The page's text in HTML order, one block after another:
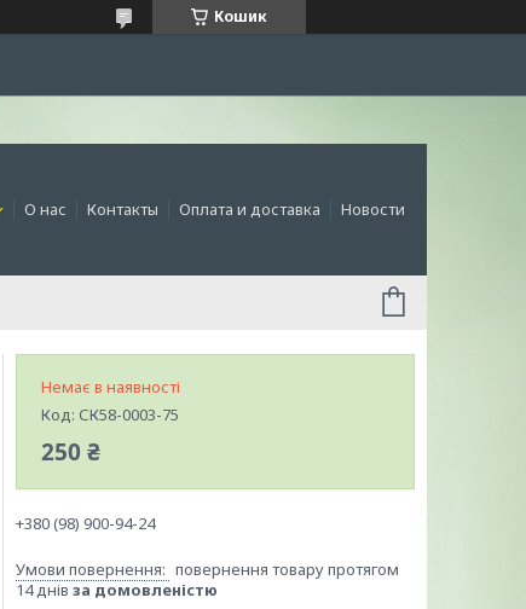
Кошик
О нас Контакты Оплата и доставка Новости
Немає в наявності
Код: СК58-0003-75
250 ₴
+380 (98) 900-94-24
повернення товару протягом
14 днів за домовленістю